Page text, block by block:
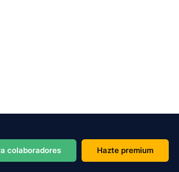
colaboradores Hazte premium